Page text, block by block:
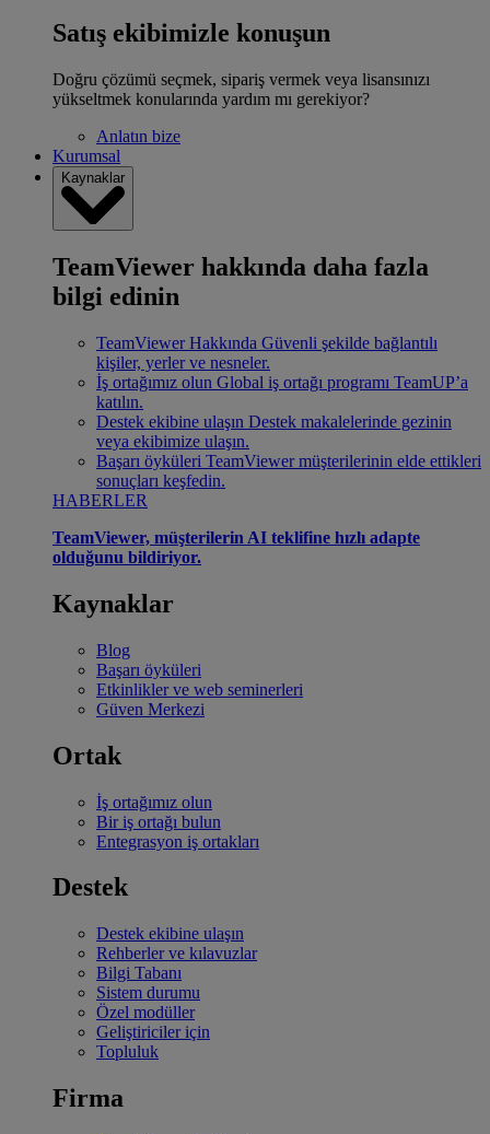
Satış ekibimizle konuşun
Doğru çözümü seçmek, sipariş vermek veya lisansınızı
yükseltmek konularında yardım mı gerekiyor?
Anlatın bize
Kurumsal
Kaynaklar
TeamViewer hakkında daha fazla
bilgi edinin
TeamViewer Hakkında Güvenli şekilde bağlantılı
kişiler, yerler ve nesneler.
İş ortağımız olun Global iş ortağı programı TeamUP’a
katılın.
Destek ekibine ulaşın Destek makalelerinde gezinin
veya ekibimize ulaşın.
Başarı öyküleri TeamViewer müşterilerinin elde ettikleri
sonuçları keşfedin.
HABERLER
TeamViewer, müşterilerin AI teklifine hızlı adapte
olduğunu bildiriyor.
Kaynaklar
Blog
Başarı öyküleri
Etkinlikler ve web seminerleri
Güven Merkezi
Ortak
İş ortağımız olun
Bir iş ortağı bulun
Entegrasyon iş ortakları
Destek
Destek ekibine ulaşın
Rehberler ve kılavuzlar
Bilgi Tabanı
Sistem durumu
Özel modüller
Geliştiriciler için
Topluluk
Firma